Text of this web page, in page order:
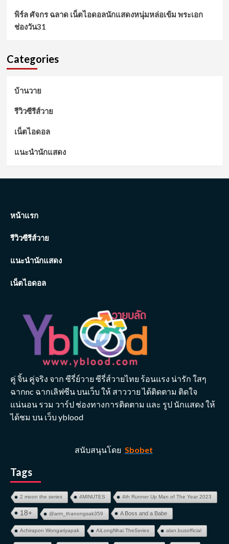
พิร์ล ศัจกร ฉลาด เน็ตไอดอลนักแสดงหนุ่มหล่อเข้ม พระเอก
ช่องวัน31
Categories
บ้านวาย
รีวิวซีรีส์วาย
เน็ตไอดอล
แนะนำนักแสดง
หน้าแรก
รีวิวซีรีส์วาย
แนะนำนักแสดง
เน็ตไอดอล
คู่ จิ้น คู่จริง จาก ซีรี่ย์วาย ซีรี่ส์วายไทย ร้อนแรง น่ารัก ใสๆ
ฉากnc ฉากเลิฟซีน บนเว็บ ให้ สาววาย ได้ติดตาม ติดใจ
แน่นอน รวม วาร์ป ช่องทางการติดตาม และ รูป นักแสดง ให้
ได้ชม บน เว็บ yblood
สนับสนุนโดย Sbobet
Tags
2 moon the series 4MINUTES 4th Runner Up Man of The Year 2023
18+ @arm_thanongsak359 A Boss and a Babe
Achirapon Wongariyapak AiLongNhai TheSeries alan.busofficial